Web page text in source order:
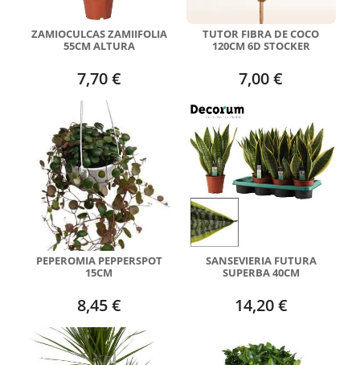
ZAMIOCULCAS ZAMIIFOLIA
55CM ALTURA
7,70 €
TUTOR FIBRA DE COCO
120CM 6D STOCKER
7,00 €
PEPEROMIA PEPPERSPOT
15CM
8,45 €
SANSEVIERIA FUTURA
SUPERBA 40CM
14,20 €